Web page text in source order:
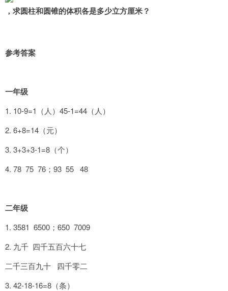
，求圆柱和圆锥的体积各是多少立方厘米？
参考答案
一年级
1. 10-9=1（人）45-1=44（人）
2. 6+8=14（元）
3. 3+3+3-1=8（个）
4. 78 75 76；93 55 48
二年级
1. 3581 6500；650 7009
2. 九千 四千五百六十七
二千三百九十 四千零二
3. 42-18-16=8（条）